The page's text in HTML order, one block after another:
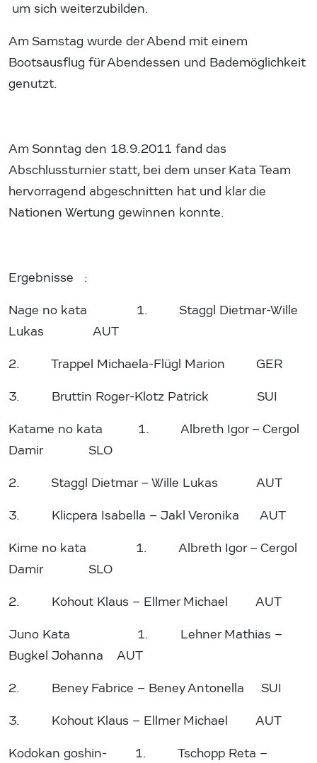
um sich weiterzubilden.
Am Samstag wurde der Abend mit einem
Bootsausflug für Abendessen und Bademöglichkeit
genutzt.
Am Sonntag den 18.9.2011 fand das
Abschlussturnier statt, bei dem unser Kata Team
hervorragend abgeschnitten hat und klar die
Nationen Wertung gewinnen konnte.
Ergebnisse :
Nage no kata 1. Staggl Dietmar-Wille
Lukas AUT
2. Trappel Michaela-Flügl Marion GER
3. Bruttin Roger-Klotz Patrick SUI
Katame no kata 1. Albreth Igor – Cergol
Damir SLO
2. Staggl Dietmar – Wille Lukas AUT
3. Klicpera Isabella – Jakl Veronika AUT
Kime no kata 1. Albreth Igor – Cergol
Damir SLO
2. Kohout Klaus – Ellmer Michael AUT
Juno Kata 1. Lehner Mathias –
Bugkel Johanna AUT
2. Beney Fabrice – Beney Antonella SUI
3. Kohout Klaus – Ellmer Michael AUT
Kodokan goshin- 1. Tschopp Reta –